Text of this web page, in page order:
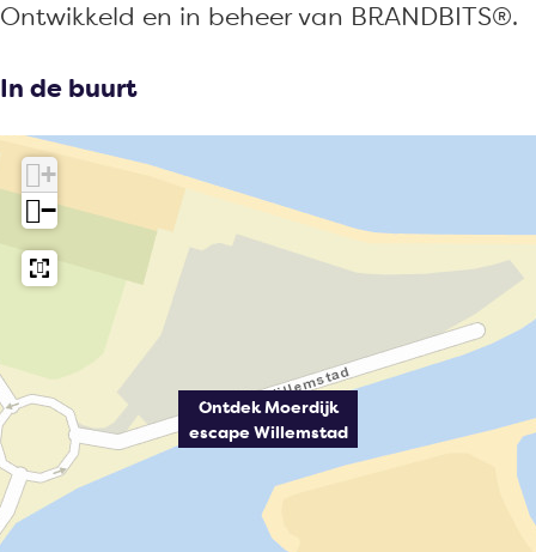
Ontwikkeld en in beheer van BRANDBITS®.
In de buurt
Ontdek Moerdijk
escape Willemstad
+
−